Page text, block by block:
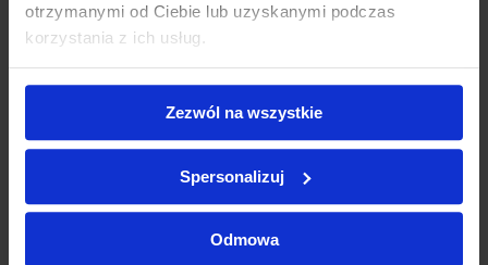
otrzymanymi od Ciebie lub uzyskanymi podczas
korzystania z ich usług.
Zezwól na wszystkie
Spersonalizuj
Odmowa